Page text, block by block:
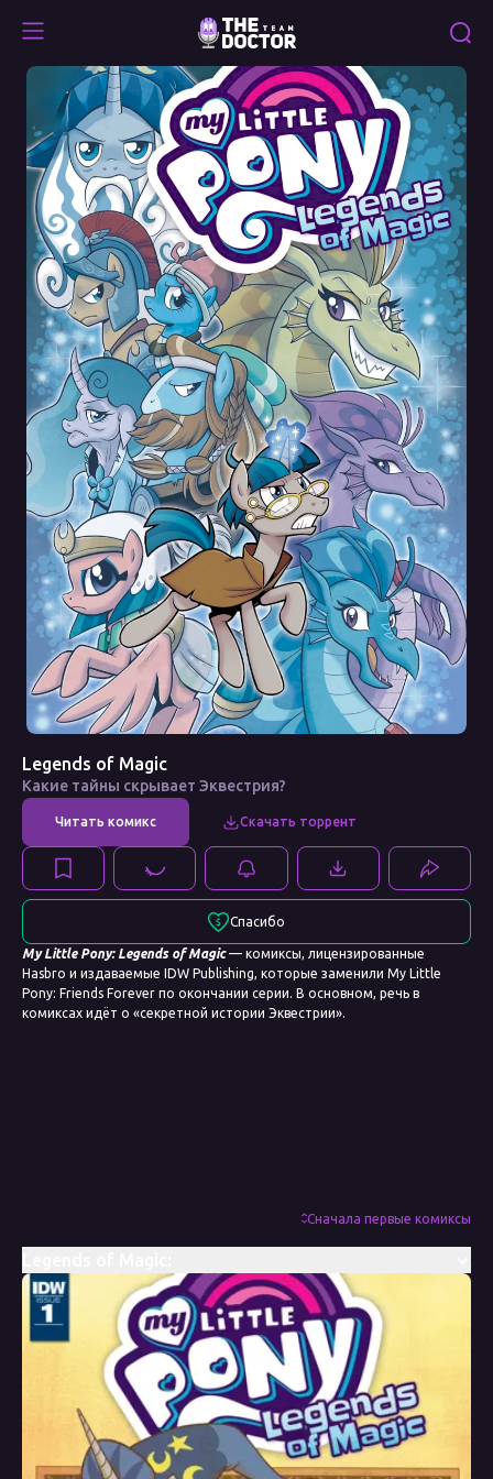
Legends
Legends of Magic
Какие тайны скрывает Эквестрия?
Спасибо
My Little Pony: Legends of Magic— комиксы, лицензированные
Hasbro и издаваемые IDW Publishing, которые заменили My Little
Pony: Friends Forever по окончании серии. В основном, речь в
комиксах идёт о «секретной истории Эквестрии».
Сначала первые комиксы